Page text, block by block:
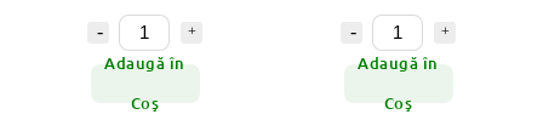
Adaugă în
Coş
Adaugă în
Coş